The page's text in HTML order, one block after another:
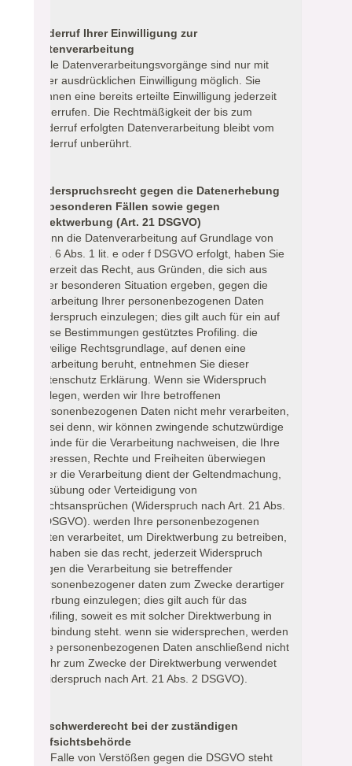
Widerruf Ihrer Einwilligung zur
Datenverarbeitung
Viele Datenverarbeitungsvorgänge sind nur mit
Ihrer ausdrücklichen Einwilligung möglich. Sie
können eine bereits erteilte Einwilligung jederzeit
widerrufen. Die Rechtmäßigkeit der bis zum
Widerruf erfolgten Datenverarbeitung bleibt vom
Widerruf unberührt.
Widerspruchsrecht gegen die Datenerhebung
in besonderen Fällen sowie gegen
Direktwerbung (Art. 21 DSGVO)
Wenn die Datenverarbeitung auf Grundlage von
Art. 6 Abs. 1 lit. e oder f DSGVO erfolgt, haben Sie
jederzeit das Recht, aus Gründen, die sich aus
Ihrer besonderen Situation ergeben, gegen die
Verarbeitung Ihrer personenbezogenen Daten
Widerspruch einzulegen; dies gilt auch für ein auf
diese Bestimmungen gestütztes Profiling. die
jeweilige Rechtsgrundlage, auf denen eine
Verarbeitung beruht, entnehmen Sie dieser
Datenschutz Erklärung. Wenn sie Widerspruch
einlegen, werden wir Ihre betroffenen
personenbezogenen Daten nicht mehr verarbeiten,
es sei denn, wir können zwingende schutzwürdige
Gründe für die Verarbeitung nachweisen, die Ihre
Interessen, Rechte und Freiheiten überwiegen
oder die Verarbeitung dient der Geltendmachung,
Ausübung oder Verteidigung von
Rechtsansprüchen (Widerspruch nach Art. 21 Abs.
1 DSGVO). werden Ihre personenbezogenen
Daten verarbeitet, um Direktwerbung zu betreiben,
so haben sie das recht, jederzeit Widerspruch
gegen die Verarbeitung sie betreffender
personenbezogener daten zum Zwecke derartiger
Werbung einzulegen; dies gilt auch für das
Profiling, soweit es mit solcher Direktwerbung in
Verbindung steht. wenn sie widersprechen, werden
ihre personenbezogenen Daten anschließend nicht
mehr zum Zwecke der Direktwerbung verwendet
(Widerspruch nach Art. 21 Abs. 2 DSGVO).
Beschwerderecht bei der zuständigen
Aufsichtsbehörde
Im Falle von Verstößen gegen die DSGVO steht